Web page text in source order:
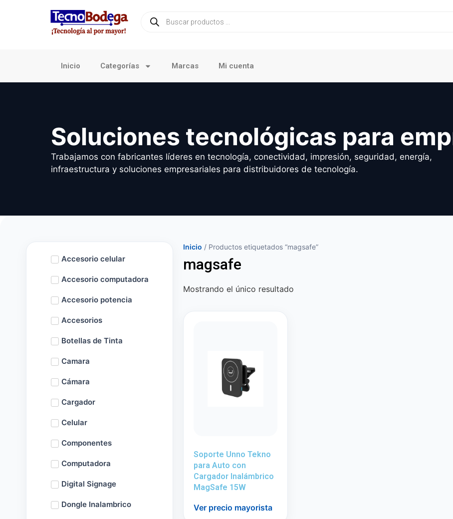
Inicio Categorías Marcas Mi cuenta
Soluciones tecnológicas para
Trabajamos con fabricantes líderes en tecnología, conectividad, impresión, seguridad, energía,
infraestructura y soluciones empresariales para distribuidores de tecnología.
Accesorio celular
Accesorio computadora
Accesorio potencia
Accesorios
Botellas de Tinta
Camara
Cámara
Cargador
Celular
Componentes
Computadora
Digital Signage
Dongle Inalambrico
Inicio / Productos etiquetados “magsafe”
magsafe
Mostrando el único resultado
Soporte Unno Tekno
para Auto con
Cargador Inalámbrico
MagSafe 15W
Ver precio mayorista